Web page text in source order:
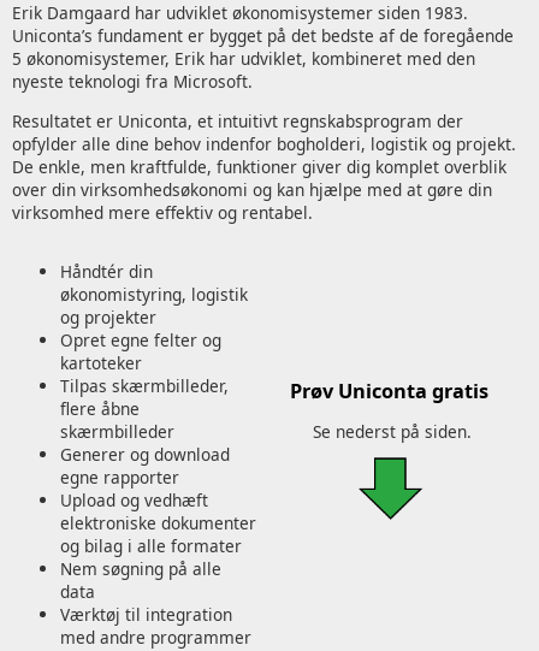
Erik Damgaard har udviklet økonomisystemer siden 1983.
Uniconta’s fundament er bygget på det bedste af de foregående
5 økonomisystemer, Erik har udviklet, kombineret med den
nyeste teknologi fra Microsoft.
Resultatet er Uniconta, et intuitivt regnskabsprogram der
opfylder alle dine behov indenfor bogholderi, logistik og projekt.
De enkle, men kraftfulde, funktioner giver dig komplet overblik
over din virksomhedsøkonomi og kan hjælpe med at gøre din
virksomhed mere effektiv og rentabel.
Håndtér din
økonomistyring, logistik
og projekter
Opret egne felter og
kartoteker
Tilpas skærmbilleder,
flere åbne
skærmbilleder
Generer og download
egne rapporter
Upload og vedhæft
elektroniske dokumenter
og bilag i alle formater
Nem søgning på alle
data
Værktøj til integration
med andre programmer
Prøv Uniconta gratis
Se nederst på siden.